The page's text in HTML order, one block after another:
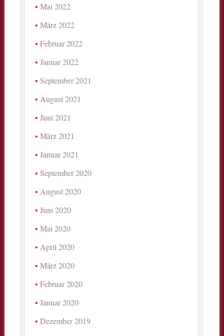
Mai 2022
März 2022
Februar 2022
Januar 2022
September 2021
August 2021
Juni 2021
März 2021
Januar 2021
September 2020
August 2020
Juni 2020
Mai 2020
April 2020
März 2020
Februar 2020
Januar 2020
Dezember 2019